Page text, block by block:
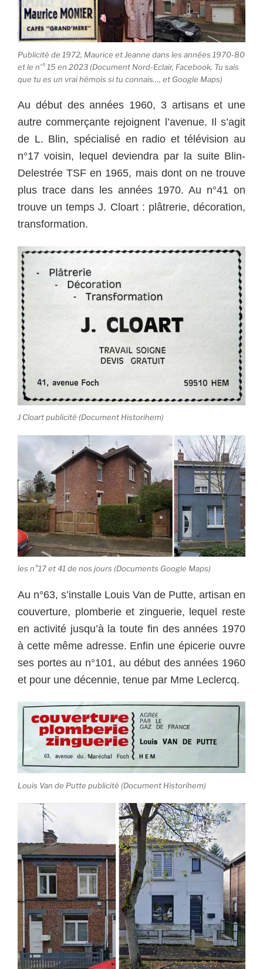
Publicité de 1972, Maurice et Jeanne dans les années 1970-80
et le n’° 15 en 2023 (Document Nord-Eclair, Facebook, Tu sais
que tu es un vrai hémois si tu connais…, et Google Maps)
Au début des années 1960, 3 artisans et une
autre commerçante rejoignent l’avenue. Il s’agit
de L. Blin, spécialisé en radio et télévision au
n°17 voisin, lequel deviendra par la suite Blin-
Delestrée TSF en 1965, mais dont on ne trouve
plus trace dans les années 1970. Au n°41 on
trouve un temps J. Cloart : plâtrerie, décoration,
transformation.
J Cloart publicité (Document Historihem)
les n°17 et 41 de nos jours (Documents Google Maps)
Au n°63, s’installe Louis Van de Putte, artisan en
couverture, plomberie et zinguerie, lequel reste
en activité jusqu’à la toute fin des années 1970
à cette même adresse. Enfin une épicerie ouvre
ses portes au n°101, au début des années 1960
et pour une décennie, tenue par Mme Leclercq.
Louis Van de Putte publicité (Document Historihem)